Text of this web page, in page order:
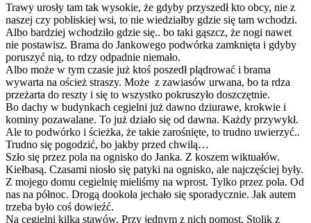
Trawy urosły tam tak wysokie, że gdyby przyszedł kto obcy, nie z
naszej czy pobliskiej wsi, to nie wiedziałby gdzie się tam wchodzi.
Albo bardziej wchodziło gdzie się.. bo taki gąszcz, że nogi nawet
nie postawisz. Brama do Jankowego podwórka zamknięta i gdyby
poruszyć nią, to rdzy odpadnie niemało.
Albo może w tym czasie już ktoś poszedł plądrować i brama
wywarta na oścież straszy. Może z zawiasów urwana, bo ta rdza
przeżarta do reszty i się to wszystko pokruszyło doszczętnie.
Bo dachy w budynkach cegielni już dawno dziurawe, krokwie i
kominy pozawalane. To już działo się od dawna. Każdy przywykł.
Ale to podwórko i ścieżka, że takie zarośnięte, to trudno uwierzyć..
Trudno się pogodzić, bo jakby przed chwilą…
Szło się przez pola na ognisko do Janka. Z koszem wiktuałów.
Kiełbasą. Czasami niosło się patyki na ognisko, ale najczęściej były.
Z mojego domu cegielnię mieliśmy na wprost. Tylko przez pola. Od
nas na północ. Drogą dookoła jechało się sporadycznie. Jak autem
trzeba było coś dowieźć.
Na cegielni kilka stawów. Przy jednym z nich pomost. Stolik z